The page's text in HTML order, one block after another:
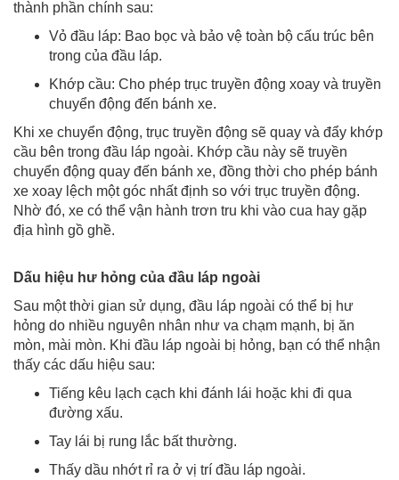
thành phần chính sau:
Vỏ đầu láp: Bao bọc và bảo vệ toàn bộ cấu trúc bên
trong của đầu láp.
Khớp cầu: Cho phép trục truyền động xoay và truyền
chuyển động đến bánh xe.
Khi xe chuyển động, trục truyền động sẽ quay và đẩy khớp
cầu bên trong đầu láp ngoài. Khớp cầu này sẽ truyền
chuyển động quay đến bánh xe, đồng thời cho phép bánh
xe xoay lệch một góc nhất định so với trục truyền động.
Nhờ đó, xe có thể vận hành trơn tru khi vào cua hay gặp
địa hình gồ ghề.
Dấu hiệu hư hỏng của đầu láp ngoài
Sau một thời gian sử dụng, đầu láp ngoài có thể bị hư
hỏng do nhiều nguyên nhân như va chạm mạnh, bị ăn
mòn, mài mòn. Khi đầu láp ngoài bị hỏng, bạn có thể nhận
thấy các dấu hiệu sau:
Tiếng kêu lạch cạch khi đánh lái hoặc khi đi qua
đường xấu.
Tay lái bị rung lắc bất thường.
Thấy dầu nhớt rỉ ra ở vị trí đầu láp ngoài.